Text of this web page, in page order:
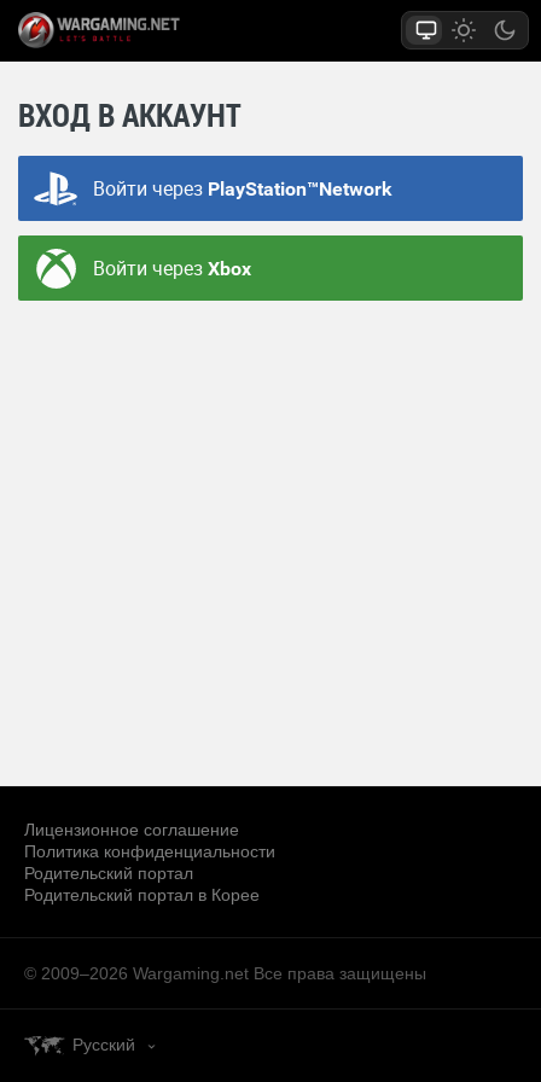
ВХОД В АККАУНТ
Войти через PlayStation™Network
Войти черезXbox
Лицензионное соглашение
Политика конфиденциальности
Родительский портал
Родительский портал в Корее
© 2009–2026 Wargaming.net Все права защищены
Русский